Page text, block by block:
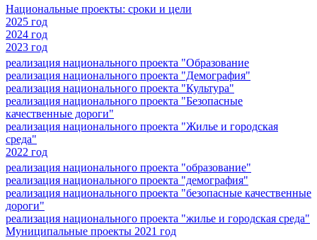
Национальные проекты: сроки и цели
2025 год
2024 год
2023 год
реализация национального проекта "Образование
реализация национального проекта "Демография"
реализация национального проекта "Культура"
реализация национального проекта "Безопасные
качественные дороги"
реализация национального проекта "Жилье и городская
среда"
2022 год
реализация национального проекта "образование"
реализация национального проекта "демография"
реализация национального проекта "безопасные качественные
дороги"
реализация национального проекта "жилье и городская среда"
Муниципальные проекты 2021 год